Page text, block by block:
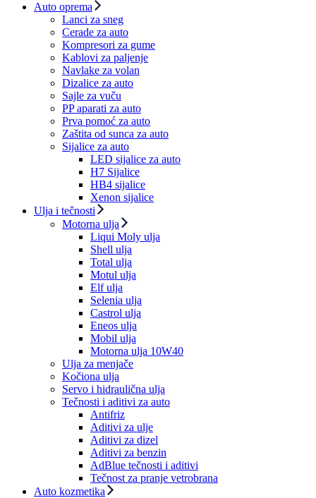
Auto oprema
Lanci za sneg
Cerade za auto
Kompresori za gume
Kablovi za paljenje
Navlake za volan
Dizalice za auto
Sajle za vuču
PP aparati za auto
Prva pomoć za auto
Zaštita od sunca za auto
Sijalice za auto
LED sijalice za auto
H7 Sijalice
HB4 sijalice
Xenon sijalice
Ulja i tečnosti
Motorna ulja
Liqui Moly ulja
Shell ulja
Total ulja
Motul ulja
Elf ulja
Selenia ulja
Castrol ulja
Eneos ulja
Mobil ulja
Motorna ulja 10W40
Ulja za menjače
Kočiona ulja
Servo i hidraulična ulja
Tečnosti i aditivi za auto
Antifriz
Aditivi za ulje
Aditivi za dizel
Aditivi za benzin
AdBlue tečnosti i aditivi
Tečnost za pranje vetrobrana
Auto kozmetika